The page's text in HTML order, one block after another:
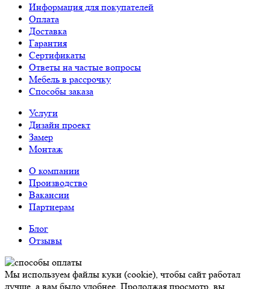
Информация для покупателей
Оплата
Доставка
Гарантия
Сертификаты
Ответы на частые вопросы
Мебель в рассрочку
Способы заказа
Услуги
Дизайн проект
Замер
Монтаж
О компании
Производство
Вакансии
Партнерам
Блог
Отзывы
Мы используем файлы куки (cookie), чтобы сайт работал
лучше, а вам было удобнее. Продолжая просмотр, вы